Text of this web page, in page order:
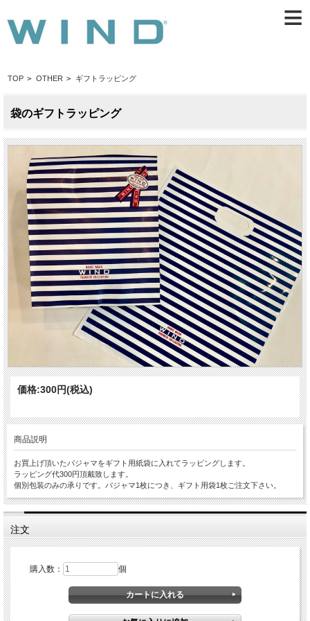
TOP > OTHER > ギフトラッピング
袋のギフトラッピング
価格:300円(税込)
商品説明
お買上げ頂いたパジャマをギフト用紙袋に入れてラッピングします。
ラッピング代300円頂戴致します。
個別包装のみの承りです。パジャマ1枚につき、ギフト用袋1枚ご注文下さい。
注文
購入数： 個
≡